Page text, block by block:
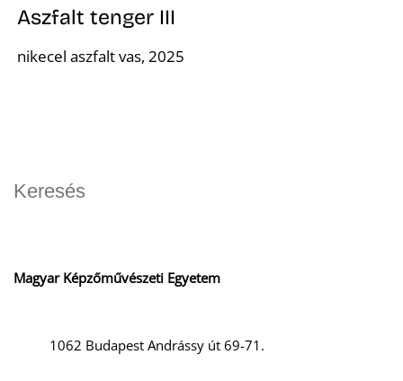
Aszfalt tenger III
nikecel aszfalt vas, 2025
Magyar Képzőművészeti Egyetem
1062 Budapest Andrássy út 69-71.